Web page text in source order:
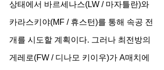
상태에서 바르세나스(LW / 마자틀란)와
카라스키야(MF / 휴스턴)를 통해 속공 전
개를 시도할 계획이다. 그러나 최전방의
게레로(FW / 디나모 키이우)가 A매치에